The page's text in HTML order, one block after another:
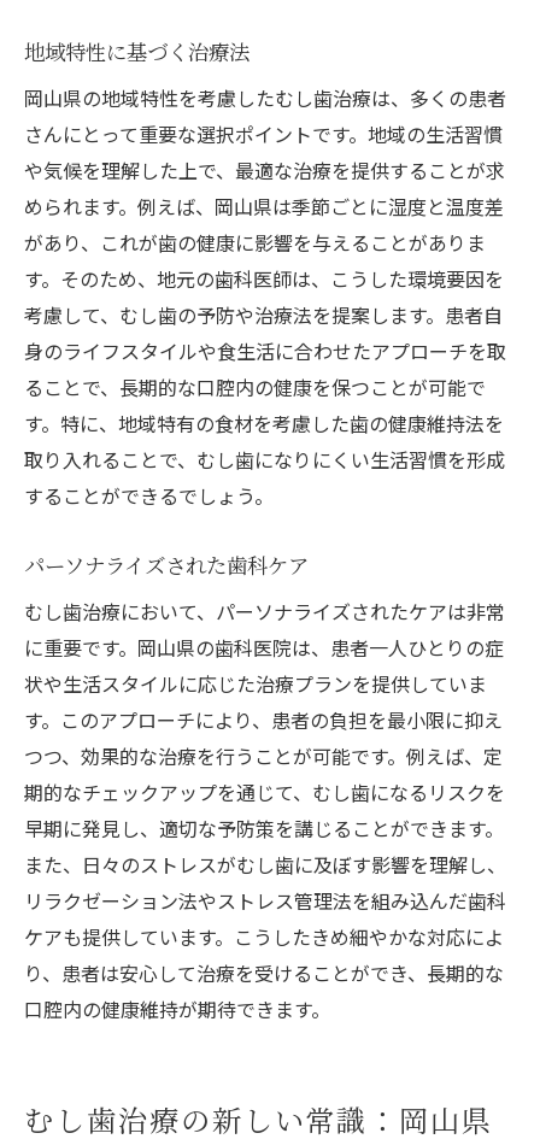
地域特性に基づく治療法
岡山県の地域特性を考慮したむし歯治療は、多くの患者
さんにとって重要な選択ポイントです。地域の生活習慣
や気候を理解した上で、最適な治療を提供することが求
められます。例えば、岡山県は季節ごとに湿度と温度差
があり、これが歯の健康に影響を与えることがありま
す。そのため、地元の歯科医師は、こうした環境要因を
考慮して、むし歯の予防や治療法を提案します。患者自
身のライフスタイルや食生活に合わせたアプローチを取
ることで、長期的な口腔内の健康を保つことが可能で
す。特に、地域特有の食材を考慮した歯の健康維持法を
取り入れることで、むし歯になりにくい生活習慣を形成
することができるでしょう。
パーソナライズされた歯科ケア
むし歯治療において、パーソナライズされたケアは非常
に重要です。岡山県の歯科医院は、患者一人ひとりの症
状や生活スタイルに応じた治療プランを提供していま
す。このアプローチにより、患者の負担を最小限に抑え
つつ、効果的な治療を行うことが可能です。例えば、定
期的なチェックアップを通じて、むし歯になるリスクを
早期に発見し、適切な予防策を講じることができます。
また、日々のストレスがむし歯に及ぼす影響を理解し、
リラクゼーション法やストレス管理法を組み込んだ歯科
ケアも提供しています。こうしたきめ細やかな対応によ
り、患者は安心して治療を受けることができ、長期的な
口腔内の健康維持が期待できます。
むし歯治療の新しい常識：岡山県